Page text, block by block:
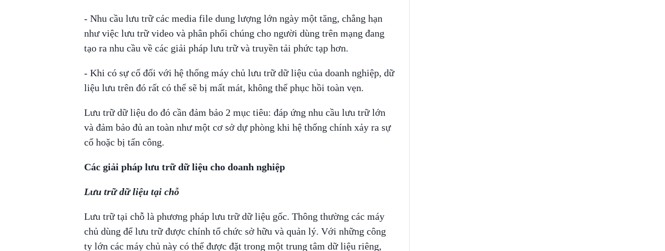
- Nhu cầu lưu trữ các media file dung lượng lớn ngày một tăng, chẳng hạn
như việc lưu trữ video và phân phối chúng cho người dùng trên mạng đang
tạo ra nhu cầu về các giải pháp lưu trữ và truyền tải phức tạp hơn.
- Khi có sự cố đối với hệ thống máy chủ lưu trữ dữ liệu của doanh nghiệp, dữ
liệu lưu trên đó rất có thể sẽ bị mất mát, không thể phục hồi toàn vẹn.
Lưu trữ dữ liệu do đó cần đảm bảo 2 mục tiêu: đáp ứng nhu cầu lưu trữ lớn
và đảm bảo đủ an toàn như một cơ sở dự phòng khi hệ thống chính xảy ra sự
cố hoặc bị tấn công.
Các giải pháp lưu trữ dữ liệu cho doanh nghiệp
Lưu trữ dữ liệu tại chỗ
Lưu trữ tại chỗ là phương pháp lưu trữ dữ liệu gốc. Thông thường các máy
chủ dùng để lưu trữ được chính tổ chức sở hữu và quản lý. Với những công
ty lớn các máy chủ này có thể được đặt trong một trung tâm dữ liệu riêng,